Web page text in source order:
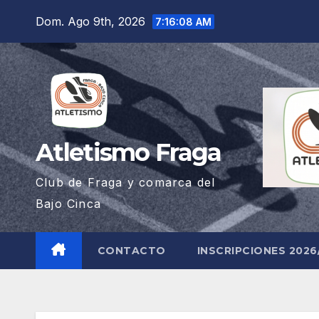
contenido
Dom. Ago 9th, 2026 7:16:09 AM
Atletismo Fraga
Club de Fraga y comarca del
Bajo Cinca
CONTACTO INSCRIPCIONES